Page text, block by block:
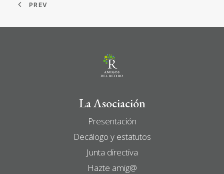
PREV
La Asociación
Presentación
Decálogo y estatutos
Junta directiva
Hazte amig@